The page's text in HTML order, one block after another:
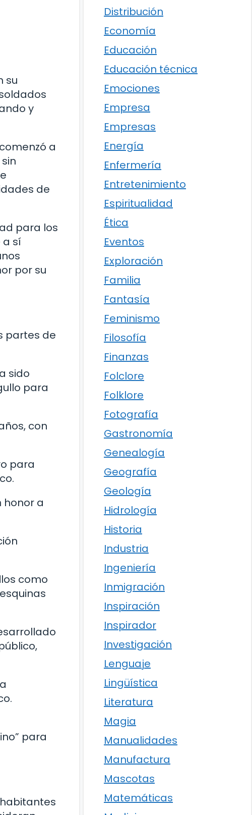
su
y
a
de
para los
a sí
por su
partes de
sido
para
con
para
honor a
como
para
Distribución
Economía
Educación
Educación técnica
Emociones
Empresa
Empresas
Energía
Enfermería
Entretenimiento
Espiritualidad
Ética
Eventos
Exploración
Familia
Fantasía
Feminismo
Filosofía
Finanzas
Folclore
Folklore
Fotografía
Gastronomía
Genealogía
Geografía
Geología
Hidrología
Historia
Industria
Ingeniería
Inmigración
Inspiración
Inspirador
Investigación
Lenguaje
Lingüística
Literatura
Magia
Manualidades
Manufactura
Mascotas
Matemáticas